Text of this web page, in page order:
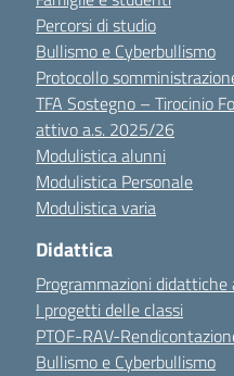
Percorsi di studio
Bullismo e Cyberbullismo
Protocollo
TFA Sostegno – Tirocinio
attivo a.s. 2025/26
Modulistica alunni
Modulistica Personale
Modulistica varia
Didattica
Programmazioni didattiche
I progetti delle classi
PTOF-RAV-
Bullismo e Cyberbullismo